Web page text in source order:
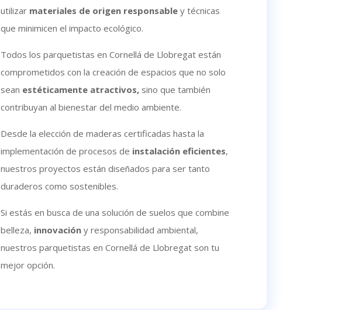
utilizar materiales de origen responsable y técnicas
que minimicen el impacto ecológico.
Todos los parquetistas en Cornellá de Llobregat están
comprometidos con la creación de espacios que no solo
sean estéticamente atractivos, sino que también
contribuyan al bienestar del medio ambiente.
Desde la elección de maderas certificadas hasta la
implementación de procesos de instalación eficientes,
nuestros proyectos están diseñados para ser tanto
duraderos como sostenibles.
Si estás en busca de una solución de suelos que combine
belleza, innovación y responsabilidad ambiental,
nuestros parquetistas en Cornellá de Llobregat son tu
mejor opción.